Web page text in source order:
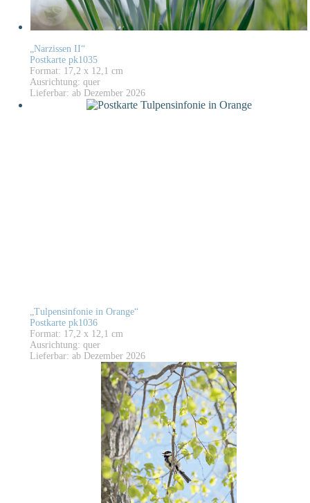
„Narzissen II“
Postkarte pk1035
Format: 17,2 x 12,1 cm
Ausrichtung: quer
Lieferbar: ab Dezember 2026
„Tulpensinfonie in Orange“
Postkarte pk1036
Format: 17,2 x 12,1 cm
Ausrichtung: quer
Lieferbar: ab Dezember 2026